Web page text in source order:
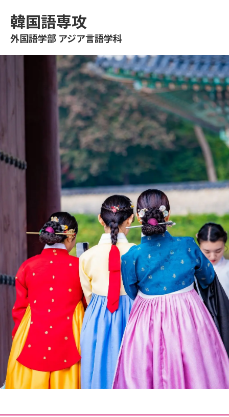
韓国語専攻
外国語学部 アジア言語学科